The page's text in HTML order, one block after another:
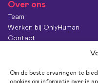
Om de beste ervaringen te
cookies om informatie over je
Over ons
Team
Werken bij OnlyHuman
Contact
OnlyImpact
Feedback